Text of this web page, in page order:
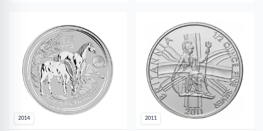
2014 2011